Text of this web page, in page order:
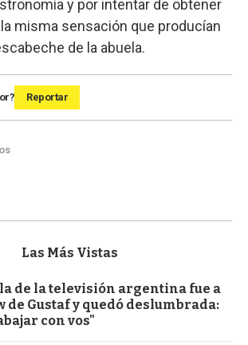
y por intentar de obtener
misma sensación que producían
de la abuela.
Reportar
Las Más Vistas
de la televisión argentina fue a
de Gustaf y quedó deslumbrada:
con vos"